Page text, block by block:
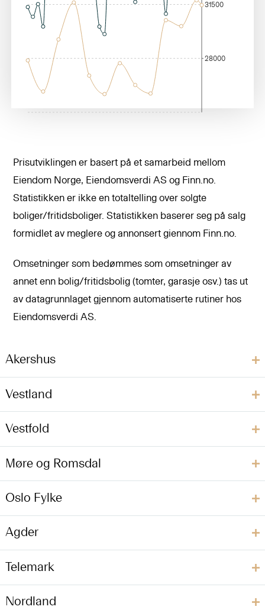
28000
31500
Prisutviklingen er basert på et samarbeid mellom
Eiendom Norge, Eiendomsverdi AS og Finn.no.
Statistikken er ikke en totaltelling over solgte
boliger/fritidsboliger. Statistikken baserer seg på salg
formidlet av meglere og annonsert giennom Finn.no.
Omsetninger som bedømmes som omsetninger av
annet enn bolig/fritidsbolig (tomter, garasje osv.) tas ut
av datagrunnlaget gjennom automatiserte rutiner hos
Eiendomsverdi AS.
Akershus
Vestland
Vestfold
Møre og Romsdal
Oslo Fylke
Agder
Telemark
Nordland